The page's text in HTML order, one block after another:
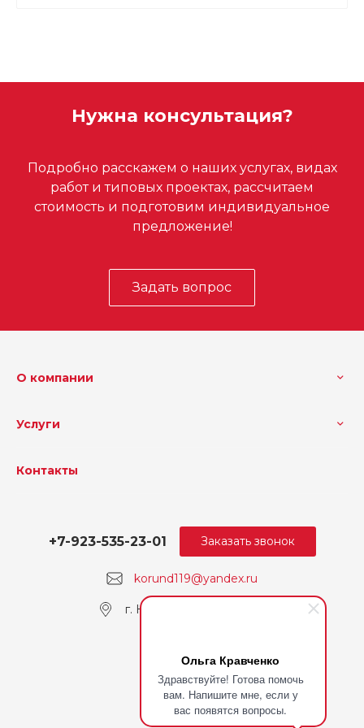
Ольга Кравченко
Здравствуйте! Готова помочь
вам. Напишите мне, если у
вас появятся вопросы.
Нужна консультация?
Подробно расскажем о наших услугах, видах
работ и типовых проектах, рассчитаем
стоимость и подготовим индивидуальное
предложение!
Задать вопрос
О компании
Услуги
Контакты
korund119@yandex.ru
+7-923-535-23-01
г. Кемерово, пр. Ленина
Заказать звонок